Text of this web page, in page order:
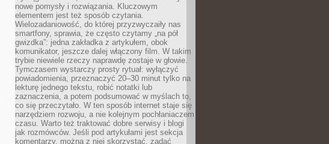
nowe pomysły i rozwiązania. Kluczowym
elementem jest też sposób czytania.
Wielozadaniowość, do której przyzwyczaiły nas
smartfony, sprawia, że często czytamy „na pół
gwizdka”: jedna zakładka z artykułem, obok
komunikator, jeszcze dalej włączony film. W takim
trybie niewiele rzeczy naprawdę zostaje w głowie.
Tymczasem wystarczy prosty rytuał: wyłączyć
powiadomienia, przeznaczyć 20–30 minut tylko na
lekturę jednego tekstu, robić notatki lub
zaznaczenia, a potem podsumować w myślach to,
co się przeczytało. W ten sposób internet staje się
narzędziem rozwoju, a nie kolejnym pochłaniaczem
czasu. Warto też traktować dobre serwisy i blogi
jak rozmówców. Jeśli pod artykułami jest sekcja
komentarzy, można z niej skorzystać, zadać